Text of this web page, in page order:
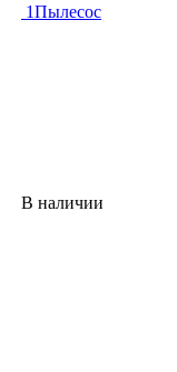
1Пылесос
В наличии